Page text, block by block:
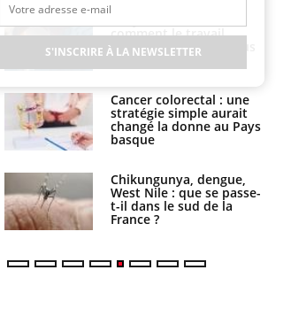
comment le travail
empiète de plus en plus
sur nos soirées
Cancer colorectal : une
stratégie simple aurait
changé la donne au Pays
basque
Chikungunya, dengue,
West Nile : que se passe-
t-il dans le sud de la
France ?
S'INSCRIRE À LA NEWSLETTER